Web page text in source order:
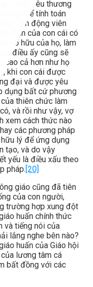
– biết yêu thương
thể tính toán
cần động viên
diện của con cái có
cố hữu của họ, làm
điều ấy cũng sẽ
cao cả hơn như họ
khi con cái được
đại và được yêu
dụng bất cứ phương
thiên chức làm
và rồi như vậy, vợ
xem cách thức nào
các phương pháp
lý để ứng dụng
tạo, và do vậy
yếu là điều xấu theo
pháp. [20]
giáo cũng đã tiên
của con người,
trường hợp xung đột
huấn chính thức
và tiếng nói của
lắng nghe bên nào?
huấn của Giáo hội
của lương tâm cá
bất đồng với các